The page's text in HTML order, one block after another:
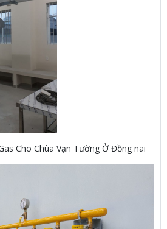
Cho Chùa Vạn Tường Ở Đồng nai